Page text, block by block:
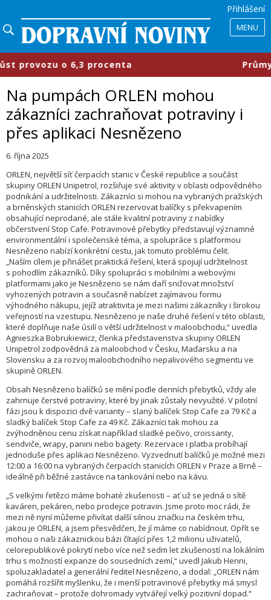
Přihlášení
MENU
o 6,3 procenta
Na pumpách ORLEN mohou
zákazníci zachraňovat potraviny i
přes aplikaci Nesnězeno
6. října 2025
ORLEN, největší síť čerpacích stanic v České republice a součást
skupiny ORLEN Unipetrol, rozšiřuje své aktivity v oblasti odpovědného
podnikání a udržitelnosti. Zákazníci si mohou na vybraných pražských
a brněnských stanicích ORLEN rezervovat balíčky s překvapením
obsahující neprodané, ale stále kvalitní potraviny z nabídky
občerstvení Stop Cafe. Potravinové přebytky představují významné
environmentální i společenské téma, a spolupráce s platformou
Nesnězeno nabízí konkrétní cestu, jak tomuto problému čelit.
„Naším cílem je přinášet praktická řešení, která spojují udržitelnost
s pohodlím zákazníků. Díky spolupráci s mobilními a webovými
platformami jako je Nesnězeno se nám daří snižovat množství
vyhozených potravin a současně nabízet zajímavou formu
výhodného nákupu, jejíž atraktivita je mezi našimi zákazníky i širokou
veřejností na vzestupu. Nesnězeno je naše druhé řešení v této oblasti,
které doplňuje naše úsilí o větší udržitelnost v maloobchodu,“ uvedla
Agnieszka Bobrukiewicz, členka představenstva skupiny ORLEN
Unipetrol zodpovědná za maloobchod v Česku, Maďarsku a na
Slovensku a za rozvoj maloobchodního nepalivového segmentu ve
skupině ORLEN.
Obsah Nesnězeno balíčků se mění podle denních přebytků, vždy ale
zahrnuje čerstvé potraviny, které by jinak zůstaly nevyužité. V pilotní
fázi jsou k dispozici dvě varianty – slaný balíček Stop Cafe za 79 Kč a
sladký balíček Stop Cafe za 49 Kč. Zákazníci tak mohou za
zvýhodněnou cenu získat například sladké pečivo, croissanty,
sendviče, wrapy, panini nebo bagety. Rezervace i platba probíhají
jednoduše přes aplikaci Nesnězeno. Vyzvednutí balíčků je možné mezi
12:00 a 16:00 na vybraných čerpacích stanicích ORLEN v Praze a Brně –
ideálně při běžné zastávce na tankování nebo na kávu.
„S velkými řetězci máme bohaté zkušenosti – ať už se jedná o sítě
kaváren, pekáren, nebo prodejce potravin. Jsme proto moc rádi, že
mezi ně nyní můžeme přivítat další silnou značku na českém trhu,
jakou je ORLEN, a jsem přesvědčen, že jí máme co nabídnout. Opřít se
mohou o naši zákaznickou bázi čítající přes 1,2 milionu uživatelů,
celorepublikové pokrytí nebo více než sedm let zkušeností na lokálním
trhu s možností expanze do sousedních zemí,“ uvedl Jakub Henni,
spoluzakladatel a generální ředitel Nesnězeno, a dodal: „ORLEN nám
pomáhá rozšířit myšlenku, že i menší potravinové přebytky má smysl
zachraňovat – protože dohromady vytvářejí velký pozitivní dopad.“